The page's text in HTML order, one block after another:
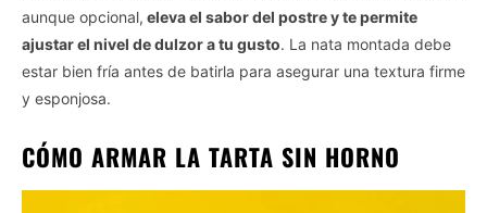
aunque opcional, eleva el sabor del postre y te permite
ajustar el nivel de dulzor a tu gusto. La nata montada debe
estar bien fría antes de batirla para asegurar una textura firme
y esponjosa.
CÓMO ARMAR LA TARTA SIN HORNO